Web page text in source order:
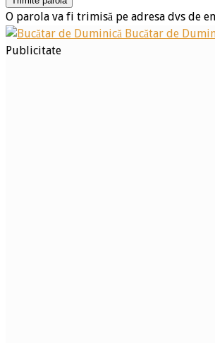
O parola va fi trimisă pe adresa dvs de
Bucătar de
Publicitate